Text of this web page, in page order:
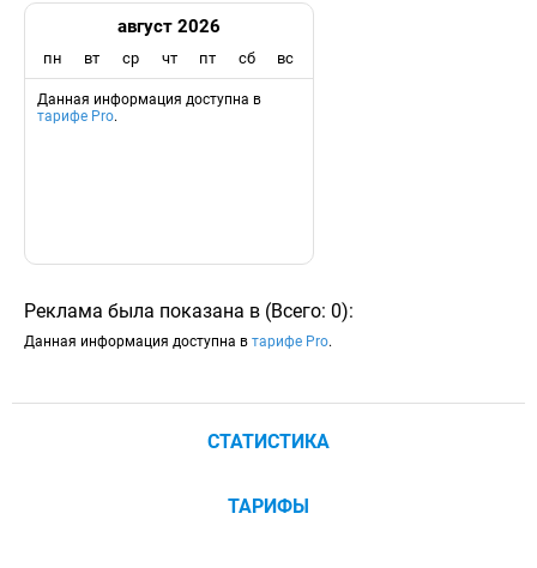
август 2026
пн вт ср чт пт сб вс
Данная информация доступна в
тарифе Pro.
Реклама была показана в (Всего: 0):
Данная информация доступна в тарифе Pro.
СТАТИСТИКА
ТАРИФЫ